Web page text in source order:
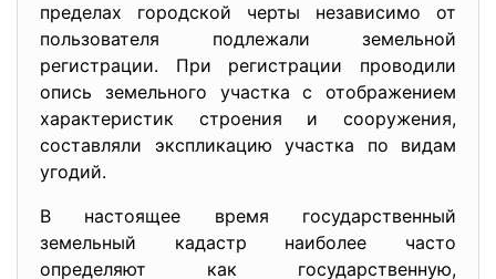
пределах городской черты независимо от
пользователя подлежали земельной
регистрации. При регистрации проводили
опись земельного участка с отображением
характеристик строения и сооружения,
составляли экспликацию участка по видам
угодий.
В настоящее время государственный
земельный кадастр наиболее часто
определяют как государственную,